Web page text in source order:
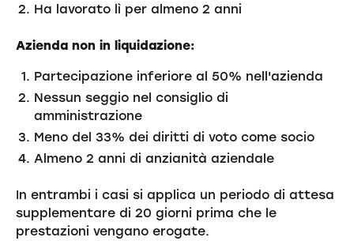
Ha lavorato lì per almeno 2 anni
Azienda non in liquidazione:
Partecipazione inferiore al 50% nell'azienda
Nessun seggio nel consiglio di
amministrazione
Meno del 33% dei diritti di voto come socio
Almeno 2 anni di anzianità aziendale
In entrambi i casi si applica un periodo di attesa
supplementare di 20 giorni prima che le
prestazioni vengano erogate.